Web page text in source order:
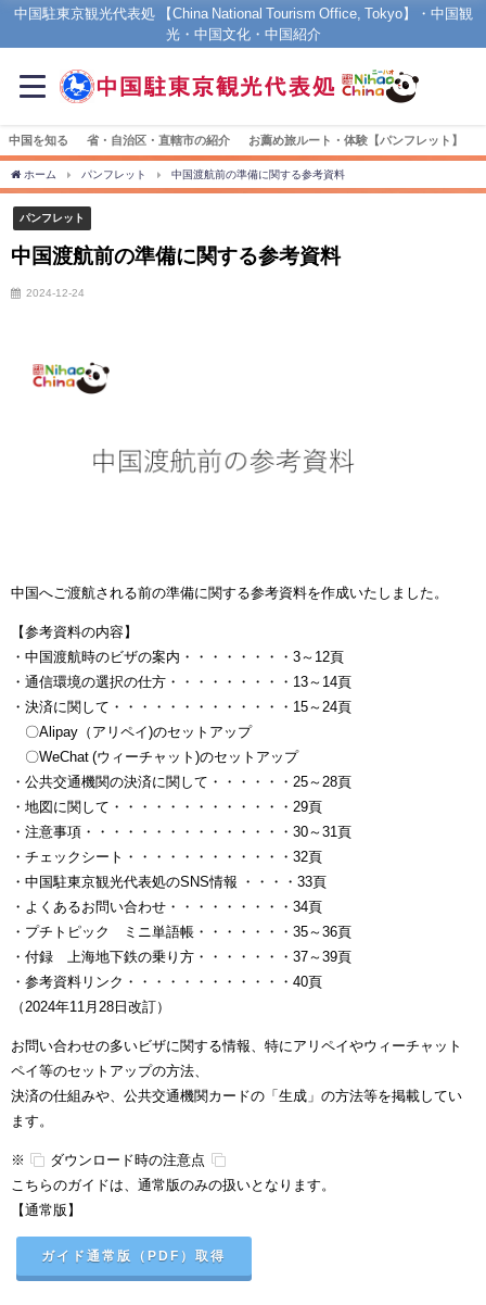
中国駐東京観光代表処 【China National Tourism Office, Tokyo】・中国観
光・中国文化・中国紹介
中国を知る 省・自治区・直轄市の紹介 お薦め旅ルート・体験【パンフレット】
ホーム パンフレット 中国渡航前の準備に関する参考資料
パンフレット
中国渡航前の準備に関する参考資料
2024-12-24
中国へご渡航される前の準備に関する参考資料を作成いたしました。
【参考資料の内容】
・中国渡航時のビザの案内・・・・・・・・3～12頁
・通信環境の選択の仕方・・・・・・・・・13～14頁
・決済に関して・・・・・・・・・・・・・15～24頁
〇Alipay（アリペイ)のセットアップ
〇WeChat (ウィーチャット)のセットアップ
・公共交通機関の決済に関して・・・・・・25～28頁
・地図に関して・・・・・・・・・・・・・29頁
・注意事項・・・・・・・・・・・・・・・30～31頁
・チェックシート・・・・・・・・・・・・32頁
・中国駐東京観光代表処のSNS情報 ・・・・33頁
・よくあるお問い合わせ・・・・・・・・・34頁
・プチトピック ミニ単語帳・・・・・・・35～36頁
・付録 上海地下鉄の乗り方・・・・・・・37～39頁
・参考資料リンク・・・・・・・・・・・・40頁
（2024年11月28日改訂）
お問い合わせの多いビザに関する情報、特にアリペイやウィーチャット
ペイ等のセットアップの方法、
決済の仕組みや、公共交通機関カードの「生成」の方法等を掲載してい
ます。
※
ダウンロード時の注意点
こちらのガイドは、通常版のみの扱いとなります。
【通常版】
ガイド通常版（PDF）取得